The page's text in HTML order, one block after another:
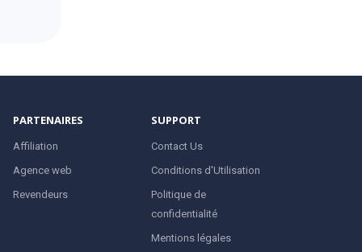
PARTENAIRES
Affiliation
Agence web
Revendeurs
SUPPORT
Contact Us
Conditions d'Utilisation
Politique de
confidentialité
Mentions légales